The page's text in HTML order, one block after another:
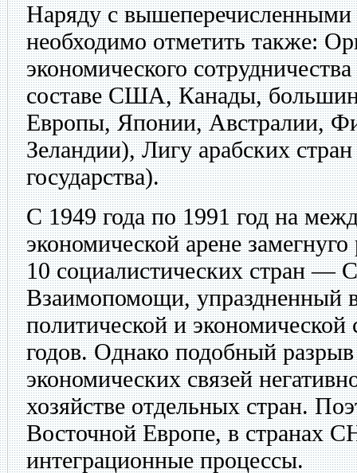
Наряду с вышеперечисленными
необходимо отметить также:
экономического
составе США, Канады,
Европы, Японии, Австралии,
Зеландии), Лигу арабских
государства).
С 1949 года по 1991 год на
экономической арене
10 социалистических стран —
Взаимопомощи, упраздненный
политической и
годов. Однако подобный
экономических связей
хозяйстве отдельных стран.
Восточной Европе, в странах
интеграционные процессы.